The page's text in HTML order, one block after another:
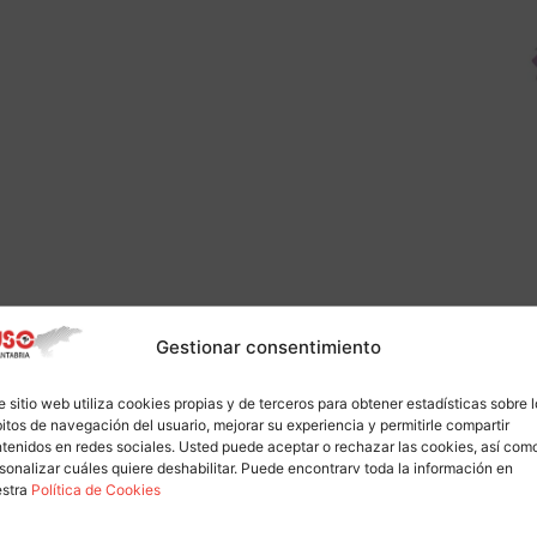
Gestionar consentimiento
sitio web utiliza cookies propias y de terceros para obtener estadísticas sobre
de navegación del usuario, mejorar su experiencia y permitirle compartir
en redes sociales. Usted puede aceptar o rechazar las cookies, así
cuáles quiere deshabilitar. Puede encontrarv toda la información en
Política de Cookies